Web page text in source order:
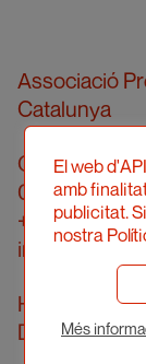
Associació
Catalunya
Carrer
08036
+34 934 161
info@apic.cat
Horari
De dilluns a
El web
amb
publicitat.
nostra
Més